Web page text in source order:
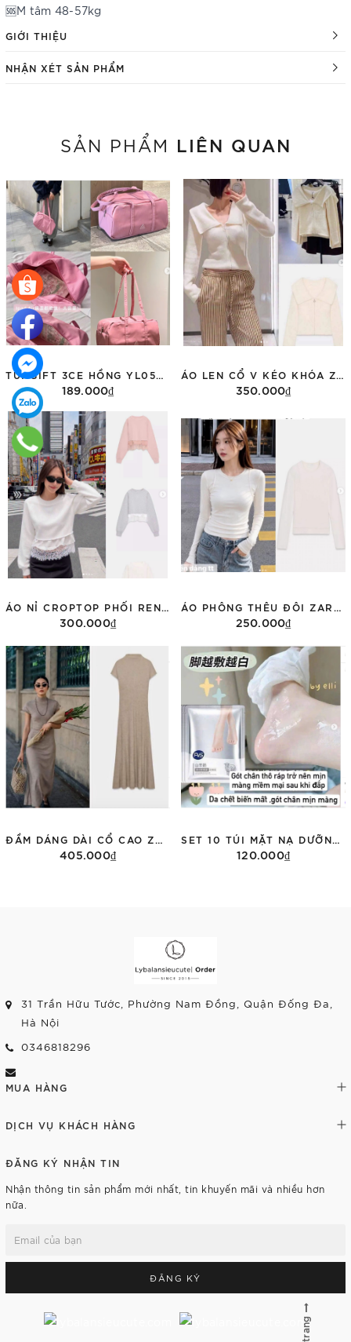
🆘M tâm 48-57kg
GIỚI THIỆU
NHẬN XÉT SẢN PHẨM
SẢN PHẨM LIÊN QUAN
189.000₫
Thêm vào giỏ hàng
350.000₫
Tùy chọn
300.000₫
Tùy chọn
250.000₫
Tùy chọn
405.000₫ 120.000₫
31 Trần Hữu Tước, Phường Nam Đồng, Quận Đống Đa,
Hà Nội
0346818296
MUA HÀNG
DỊCH VỤ KHÁCH HÀNG
ĐĂNG KÝ NHẬN TIN
Nhận thông tin sản phẩm mới nhất, tin khuyến mãi và nhiều hơn
nữa.
ĐĂNG KÝ